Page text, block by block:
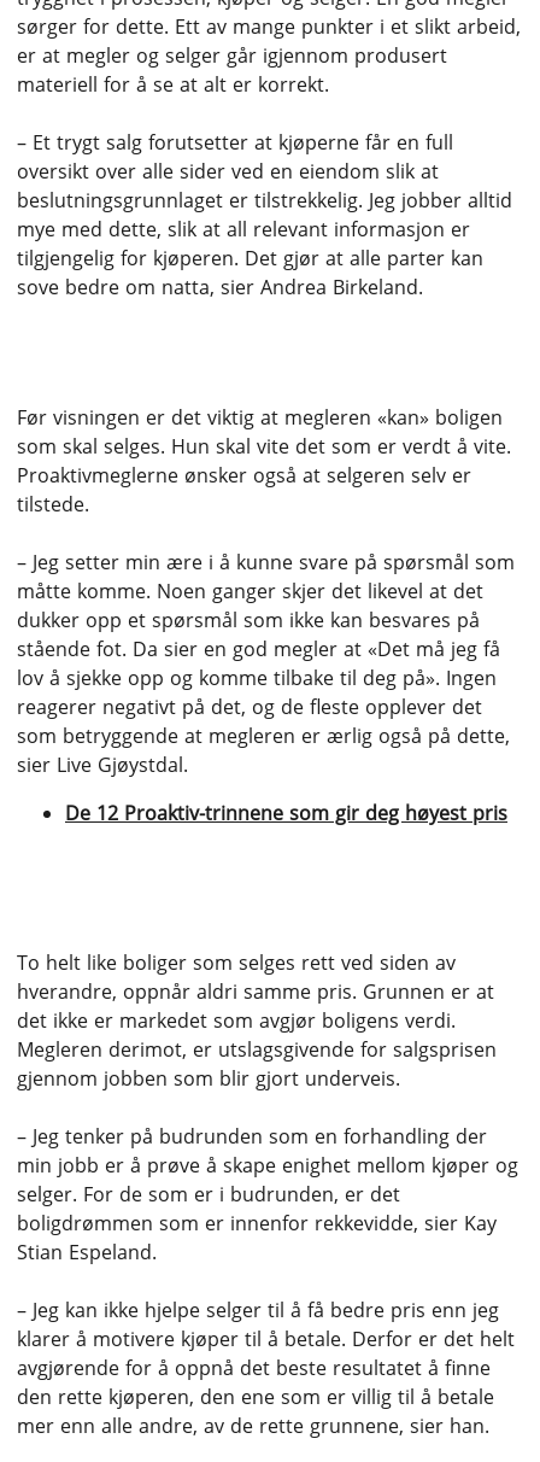
sørger for dette. Ett av mange punkter i et slikt arbeid,
er at megler og selger går igjennom produsert
materiell for å se at alt er korrekt.
– Et trygt salg forutsetter at kjøperne får en full
oversikt over alle sider ved en eiendom slik at
beslutningsgrunnlaget er tilstrekkelig. Jeg jobber alltid
mye med dette, slik at all relevant informasjon er
tilgjengelig for kjøperen. Det gjør at alle parter kan
sove bedre om natta, sier Andrea Birkeland.
Før visningen er det viktig at megleren «kan» boligen
som skal selges. Hun skal vite det som er verdt å vite.
Proaktivmeglerne ønsker også at selgeren selv er
tilstede.
– Jeg setter min ære i å kunne svare på spørsmål som
måtte komme. Noen ganger skjer det likevel at det
dukker opp et spørsmål som ikke kan besvares på
stående fot. Da sier en god megler at «Det må jeg få
lov å sjekke opp og komme tilbake til deg på». Ingen
reagerer negativt på det, og de fleste opplever det
som betryggende at megleren er ærlig også på dette,
sier Live Gjøystdal.
De 12 Proaktiv-trinnene som gir deg høyest pris
To helt like boliger som selges rett ved siden av
hverandre, oppnår aldri samme pris. Grunnen er at
det ikke er markedet som avgjør boligens verdi.
Megleren derimot, er utslagsgivende for salgsprisen
gjennom jobben som blir gjort underveis.
– Jeg tenker på budrunden som en forhandling der
min jobb er å prøve å skape enighet mellom kjøper og
selger. For de som er i budrunden, er det
boligdrømmen som er innenfor rekkevidde, sier Kay
Stian Espeland.
– Jeg kan ikke hjelpe selger til å få bedre pris enn jeg
klarer å motivere kjøper til å betale. Derfor er det helt
avgjørende for å oppnå det beste resultatet å finne
den rette kjøperen, den ene som er villig til å betale
mer enn alle andre, av de rette grunnene, sier han.